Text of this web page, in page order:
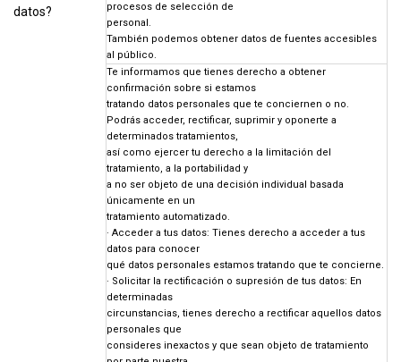
datos?
procesos de selección de
personal.
También podemos obtener datos de fuentes accesibles
al público.
Te informamos que tienes derecho a obtener
confirmación sobre si estamos
tratando datos personales que te conciernen o no.
Podrás acceder, rectificar, suprimir y oponerte a
determinados tratamientos,
así como ejercer tu derecho a la limitación del
tratamiento, a la portabilidad y
a no ser objeto de una decisión individual basada
únicamente en un
tratamiento automatizado.
· Acceder a tus datos: Tienes derecho a acceder a tus
datos para conocer
qué datos personales estamos tratando que te concierne.
· Solicitar la rectificación o supresión de tus datos: En
determinadas
circunstancias, tienes derecho a rectificar aquellos datos
personales que
consideres inexactos y que sean objeto de tratamiento